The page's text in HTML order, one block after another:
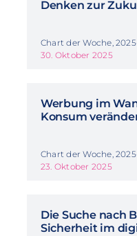
Denken zur
Chart der Woche,
30. Oktober 2025
Werbung im
Konsum
Chart der Woche,
23. Oktober 2025
Die Suche nach
Sicherheit im